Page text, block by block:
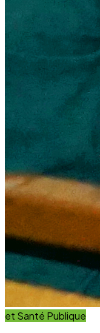
et Innovation
Éducation
Innover avec des
durables.
Découvrir nos projets
Impact Global
+15 Ans
D'engagement au
Communauté